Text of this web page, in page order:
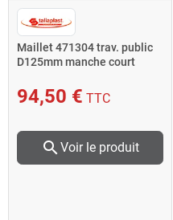
Maillet 471304 trav. public
D125mm manche court
94,50 € TTC
search Voir le produit